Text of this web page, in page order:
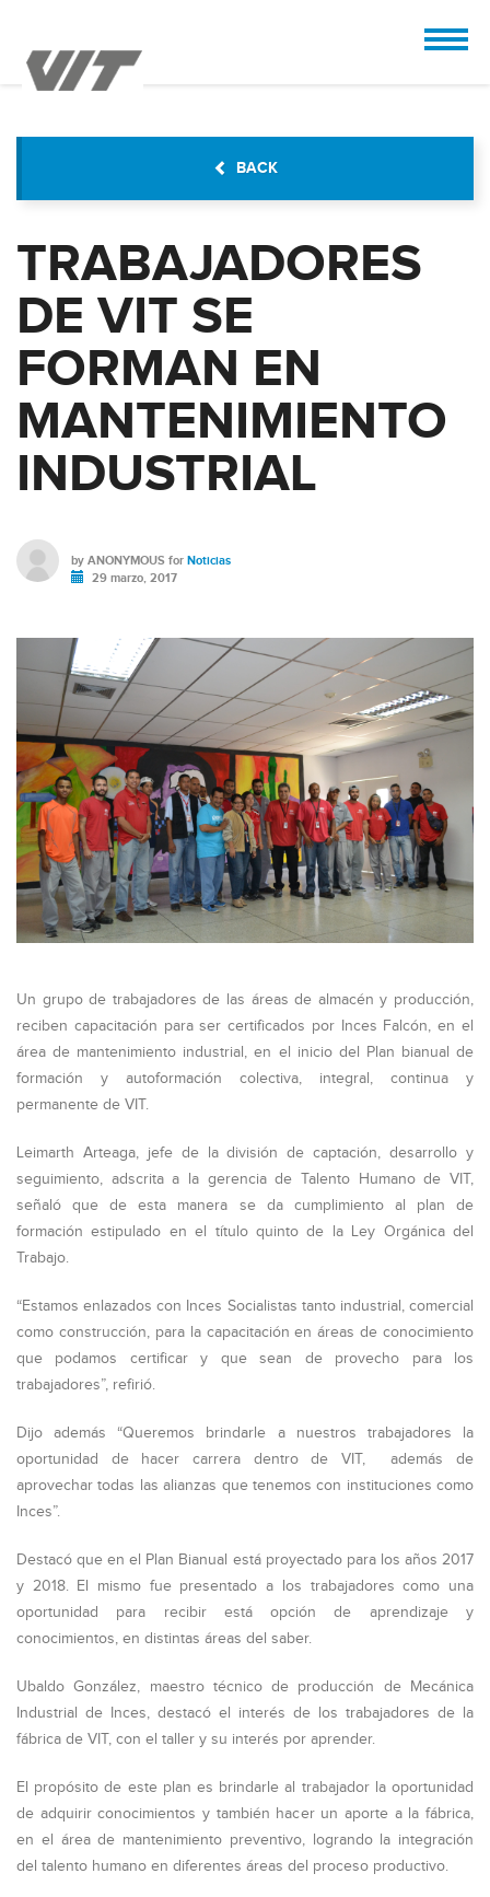
BACK
TRABAJADORES
DE VIT SE
FORMAN EN
MANTENIMIENTO
INDUSTRIAL
by ANONYMOUS for Noticias
29 marzo, 2017
Un grupo de trabajadores de las áreas de almacén y producción,
reciben capacitación para ser certificados por Inces Falcón, en el
área de mantenimiento industrial, en el inicio del Plan bianual de
formación y autoformación colectiva, integral, continua y
permanente de VIT.
Leimarth Arteaga, jefe de la división de captación, desarrollo y
seguimiento, adscrita a la gerencia de Talento Humano de VIT,
señaló que de esta manera se da cumplimiento al plan de
formación estipulado en el título quinto de la Ley Orgánica del
Trabajo.
“Estamos enlazados con Inces Socialistas tanto industrial, comercial
como construcción, para la capacitación en áreas de conocimiento
que podamos certificar y que sean de provecho para los
trabajadores”, refirió.
Dijo además “Queremos brindarle a nuestros trabajadores la
oportunidad de hacer carrera dentro de VIT, además de
aprovechar todas las alianzas que tenemos con instituciones como
Inces”.
Destacó que en el Plan Bianual está proyectado para los años 2017
y 2018. El mismo fue presentado a los trabajadores como una
oportunidad para recibir está opción de aprendizaje y
conocimientos, en distintas áreas del saber.
Ubaldo González, maestro técnico de producción de Mecánica
Industrial de Inces, destacó el interés de los trabajadores de la
fábrica de VIT, con el taller y su interés por aprender.
El propósito de este plan es brindarle al trabajador la oportunidad
de adquirir conocimientos y también hacer un aporte a la fábrica,
en el área de mantenimiento preventivo, logrando la integración
del talento humano en diferentes áreas del proceso productivo.